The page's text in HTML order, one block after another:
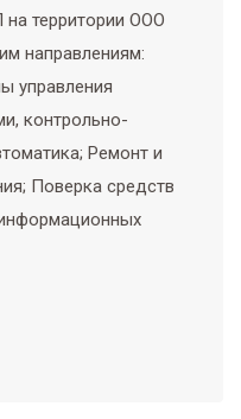
территории ООО
направлениям:
управления
контрольно-
Ремонт и
Поверка средств